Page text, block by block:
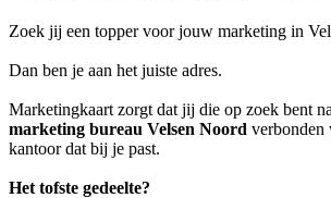
Zoek jij een topper voor jouw marketing in
Dan ben je aan het juiste adres.
Marketingkaart zorgt dat jij die op zoek bent
marketing bureau Velsen Noord verbonden
kantoor dat bij je past.
Het tofste gedeelte?